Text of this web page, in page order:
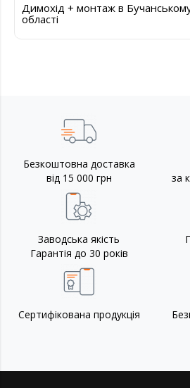
Димохід + монтаж в Бучанському
області
Безкоштовна доставка
від 15 000 грн
за
Заводська якість
Гарантія до 30 років
Сертифікована продукція